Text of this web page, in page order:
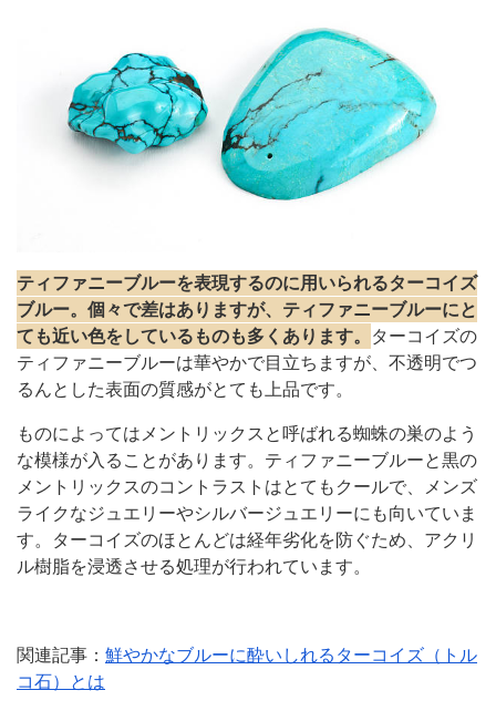
ティファニーブルーを表現するのに用いられるターコイズ
ブルー。個々で差はありますが、ティファニーブルーにと
ても近い色をしているものも多くあります。
ターコイズの
ティファニーブルーは華やかで目立ちますが、不透明でつ
るんとした表面の質感がとても上品です。
ものによってはメントリックスと呼ばれる蜘蛛の巣のよう
な模様が入ることがあります。ティファニーブルーと黒の
メントリックスのコントラストはとてもクールで、メンズ
ライクなジュエリーやシルバージュエリーにも向いていま
す。ターコイズのほとんどは経年劣化を防ぐため、アクリ
ル樹脂を浸透させる処理が行われています。
関連記事： 鮮やかなブルーに酔いしれるターコイズ（トル
コ石）とは